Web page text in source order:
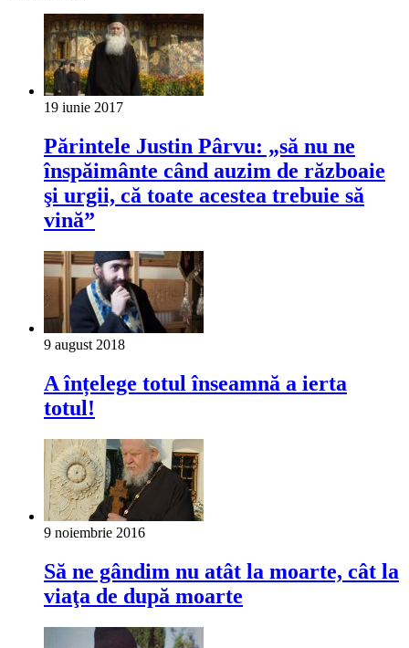
19 iunie 2017
Părintele Justin Pârvu: „să nu ne
înspăimânte când auzim de războaie
şi urgii, că toate acestea trebuie să
vină”
9 august 2018
A înțelege totul înseamnă a ierta
totul!
9 noiembrie 2016
Să ne gândim nu atât la moarte, cât la
viaţa de după moarte